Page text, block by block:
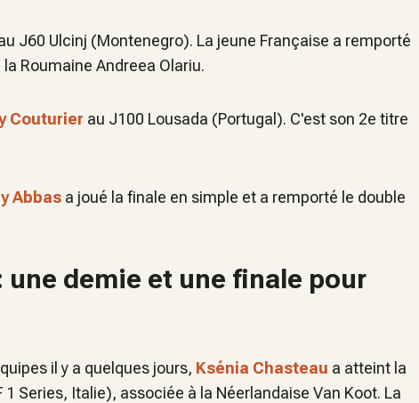
J60 Ulcinj (Montenegro). La jeune Française a remporté
Roumaine Andreea Olariu.
Couturier au J100 Lousada (Portugal). C'est son 2e titre
Abbas a joué la finale en simple et a remporté le double
demie et une finale pour
il y a quelques jours, Ksénia Chasteau a atteint la
Series, Italie), associée à la Néerlandaise Van Koot. La